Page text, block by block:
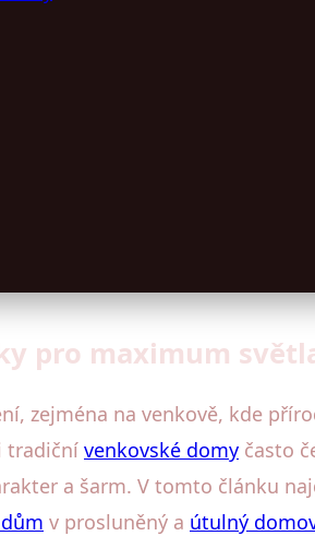
pro maximum
zejména na venkově, kde
tradiční venkovské domy často
a šarm. V tomto článku
v prosluněný a útulný